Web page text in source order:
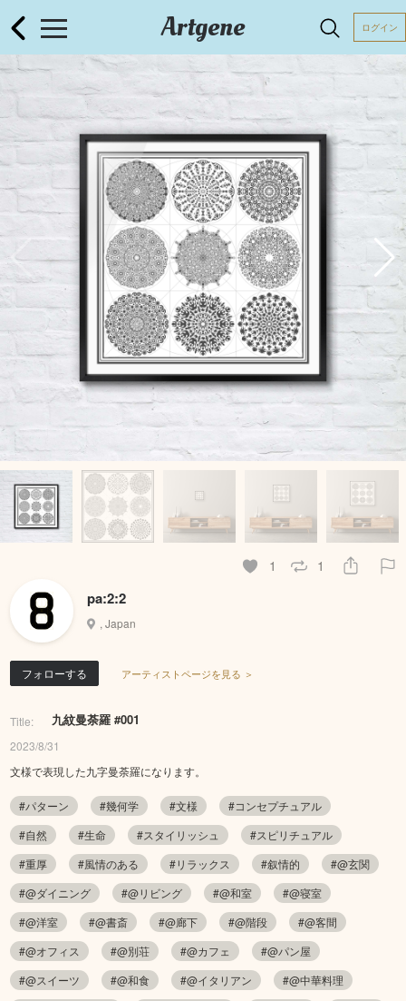
Artgene ログイン
1 1
pa:2:2
, Japan
フォローする アーティストページを見る ＞
Title: 九紋曼荼羅 #001
2023/8/31
文様で表現した九字曼荼羅になります。
#パターン #幾何学 #文様
#コンセプチュアル
#自然
#生命 #スタイリッシュ
#スピリチュアル
#重厚
#風情のある #リラックス #叙情的
#@玄関
#@ダイニング
#@リビング #@和室
#@寝室
#@洋室
#@書斎 #@廊下 #@階段
#@客間
#@オフィス
#@別荘 #@カフェ
#@パン屋
#@スイーツ
#@和食 #@イタリアン
#@中華料理